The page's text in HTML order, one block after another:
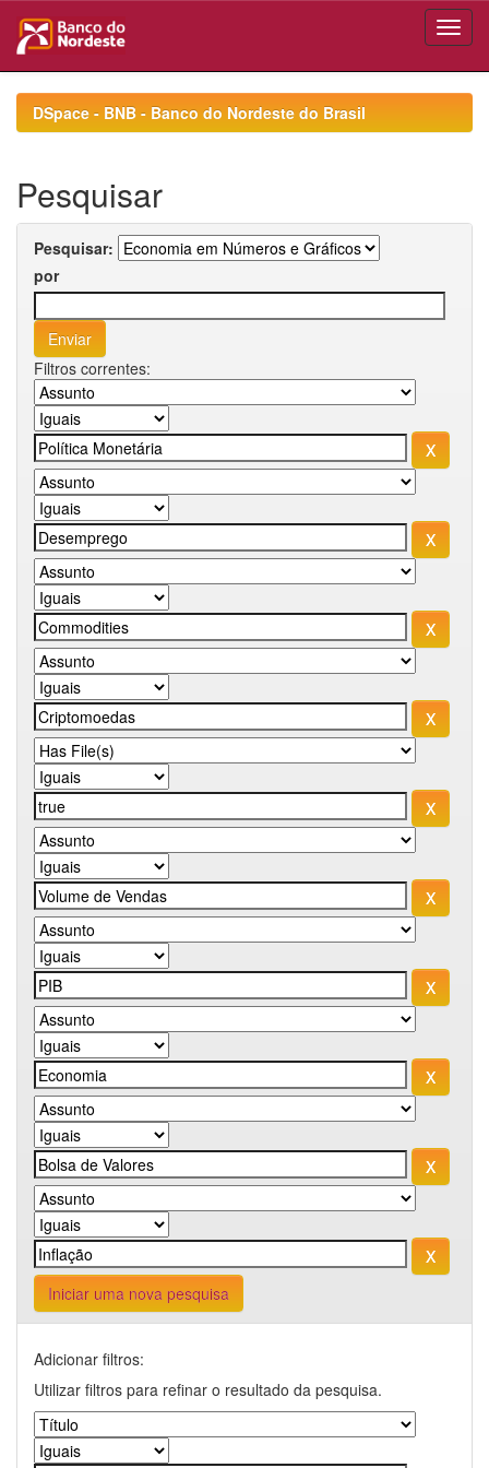
navigationDSpace - BNB - Banco do Nordeste do Brasil
Pesquisar
Pesquisar:
por
Filtros correntes:
Iniciar uma nova pesquisa
Adicionar filtros:
Utilizar filtros para refinar o resultado da pesquisa.